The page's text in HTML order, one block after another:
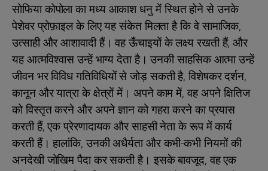
सोफिया कोपोला का मध्य आकाश धनु में स्थित होने से उनके
पेशेवर प्रोफ़ाइल के लिए यह संकेत मिलता है कि वे सामाजिक,
उत्साही और आशावादी हैं। वह ऊँचाइयों के लक्ष्य रखती हैं, और
यह आत्मविश्वास उन्हें भाग्य देता है। उनकी साहसिक आत्मा उन्हें
जीवन भर विविध गतिविधियों से जोड़ सकती है, विशेषकर दर्शन,
कानून और यात्रा के क्षेत्रों में। अपने काम में, वह अपने क्षितिज
को विस्तृत करने और अपने ज्ञान को गहरा करने का प्रयास
करती हैं, एक प्रेरणादायक और साहसी नेता के रूप में कार्य
करती हैं। हालांकि, उनकी अधैर्यता और कभी-कभी नियमों की
अनदेखी जोखिम पैदा कर सकती है। इसके बावजूद, वह एक